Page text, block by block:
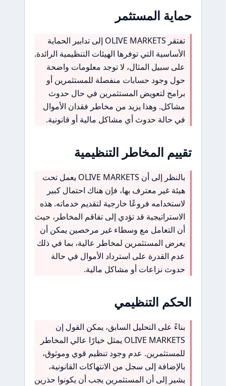
حماية المستثمر
تفتقر OLIVE MARKETS إلى تدابير الحماية
الأساسية التي توفرها الهيئات التنظيمية الرائدة.
على سبيل المثال، لا توجد معلومات واضحة
حول وجود حسابات منفصلة للمستثمرين أو
برامج لتعويض المستثمرين في حال حدوث
مشاكل. وهذا يزيد من مخاطر فقدان الأموال
في حالة حدوث أي مشاكل مالية أو قانونية.
تقييم المخاطر التنظيمية
بالنظر إلى أن OLIVE MARKETS يعمل تحت
هيئة غير معترف بها، فإن هناك احتمال كبير
لاستخدامه فروعًا خارجية لتقديم خدماته. هذه
الاستراتيجية قد تؤدي إلى تفاقم المخاطر، حيث
أن التعامل مع وسطاء غير مرخصين يمكن أن
يعرض المستثمرين لمخاطر عالية، بما في ذلك
عدم القدرة على استرداد الأموال في حالة
حدوث نزاعات أو مشاكل مالية.
الحكم التنظيمي
بناءً على التحليل السابق، يمكن القول إن
OLIVE MARKETS يمثل خيارًا عالي المخاطر
للمستثمرين. عدم وجود تنظيم قوي وموثوق،
بالإضافة إلى سجل من الانتهاكات القانونية،
يشير إلى أن المستثمرين يجب أن يكونوا حذرين